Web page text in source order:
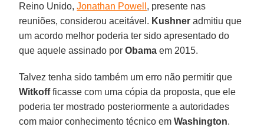
Reino Unido,Jonathan Powell , presente nas
reuniões, considerou aceitável. Kushner admitiu que
um acordo melhor poderia ter sido apresentado do
que aquele assinado porObama em 2015.
Talvez tenha sido também um erro não permitir que
Witkoffficasse com uma cópia da proposta, que ele
poderia ter mostrado posteriormente a autoridades
com maior conhecimento técnico emWashington.